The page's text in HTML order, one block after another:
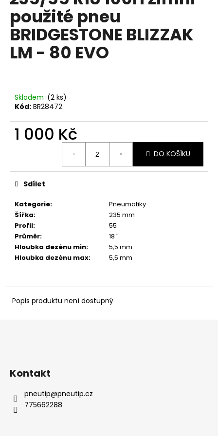
5
hvězdiček.
použité pneu
BRIDGESTONE BLIZZAK
LM - 80 EVO
Skladem (2 ks)
Kód: BR28472
1 000 Kč
DO KOŠÍKU
Kategorie:
Pneumatiky
Šířka:
235 mm
Profil:
55
Průměr:
18 ″
Hloubka dezénu min:
5,5 mm
Hloubka dezénu max: 5,5 mm
Sdílet
Popis produktu není dostupný
a
j
í
t
?
o
u
č
u
e
m
Z
Kontakt
pneutip@pneutip.cz
775662288